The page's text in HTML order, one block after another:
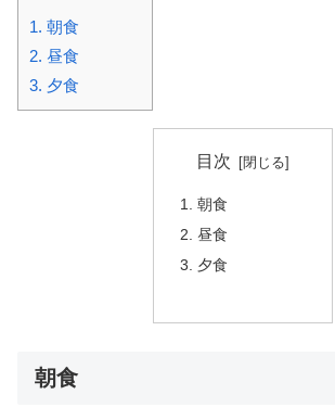
1. 朝食
2. 昼食
3. 夕食
目次
朝食
昼食
夕食
朝食